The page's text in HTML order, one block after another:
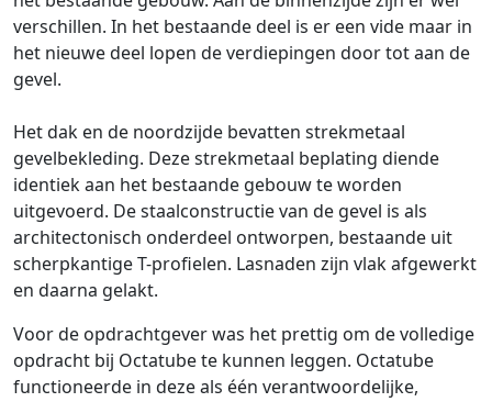
verschillen. In het bestaande deel is er een vide maar in
het nieuwe deel lopen de verdiepingen door tot aan de
gevel.
Het dak en de noordzijde bevatten strekmetaal
gevelbekleding. Deze strekmetaal beplating diende
identiek aan het bestaande gebouw te worden
uitgevoerd. De staalconstructie van de gevel is als
architectonisch onderdeel ontworpen, bestaande uit
scherpkantige T-profielen. Lasnaden zijn vlak afgewerkt
en daarna gelakt.
Voor de opdrachtgever was het prettig om de volledige
opdracht bij Octatube te kunnen leggen. Octatube
functioneerde in deze als één verantwoordelijke,